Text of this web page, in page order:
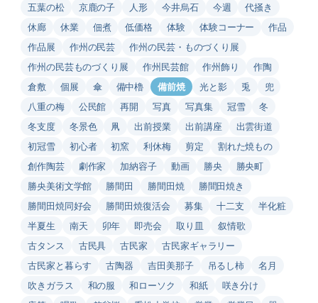
五葉の松
京鹿の子 人形 今井烏石 今週
代掻き
休廊
休業 佃煮 低価格 体験 体験コーナー
作品
作品展
作州の民芸
作州の民芸・ものづくり展
作州の民芸ものづくり展
作州民芸館 作州飾り
作陶
倉敷
個展 傘 備中櫓 備前焼 光と影 兎
兜
八重の梅
公民館 再開 写真 写真集 冠雪
冬
冬支度
冬景色 凧 出前授業 出前講座
出雲街道
初冠雪
初心者 初窯 利休梅 剪定
割れた焼もの
創作陶芸
劇作家 加納容子 動画 勝央
勝央町
勝央美術文学館
勝間田 勝間田焼
勝間田焼き
勝間田焼同好会
勝間田焼復活会 募集 十二支
半化粧
半夏生
南天 卯年 即売会 取り皿
叙情歌
古タンス
古民具 古民家
古民家ギャラリー
古民家と暮らす
古陶器 吉田美那子 吊るし柿
名月
吹きガラス
和の服 和ローソク 和紙
咲き分け